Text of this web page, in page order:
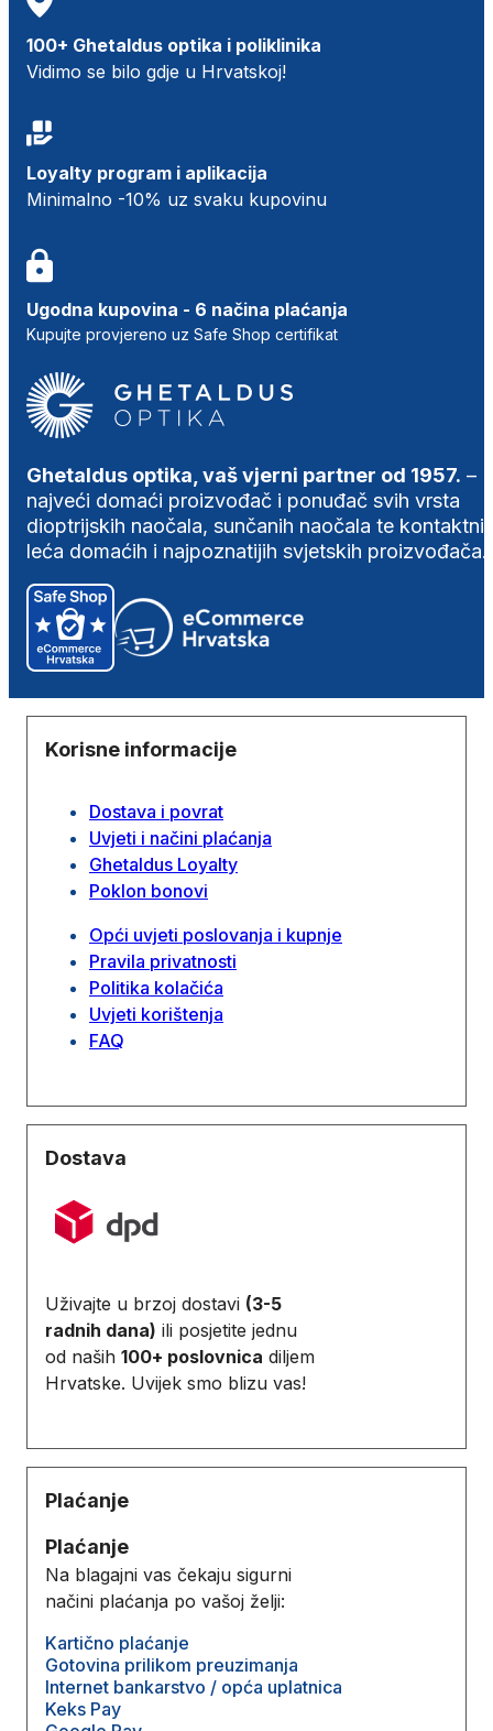
100+ Ghetaldus optika i poliklinika
Vidimo se bilo gdje u Hrvatskoj!
Loyalty program i aplikacija
Minimalno -10% uz svaku kupovinu
Ugodna kupovina - 6 načina plaćanja
Kupujte provjereno uz Safe Shop certifikat
Ghetaldus optika, vaš vjerni partner od 1957. –
najveći domaći proizvođač i ponuđač svih vrsta
dioptrijskih naočala, sunčanih naočala te
leća domaćih i najpoznatijih svjetskih proizvođača.
Korisne informacije
Dostava i povrat
Uvjeti i načini plaćanja
Ghetaldus Loyalty
Poklon bonovi
Opći uvjeti poslovanja i kupnje
Pravila privatnosti
Politika kolačića
Uvjeti korištenja
FAQ
Dostava
Uživajte u brzoj dostavi (3-5
radnih dana) ili posjetite jednu
od naših 100+ poslovnica diljem
Hrvatske. Uvijek smo blizu vas!
Plaćanje
Plaćanje
Na blagajni vas čekaju sigurni
načini plaćanja po vašoj želji:
Kartično plaćanje
Gotovina prilikom preuzimanja
Internet bankarstvo / opća uplatnica
Keks Pay